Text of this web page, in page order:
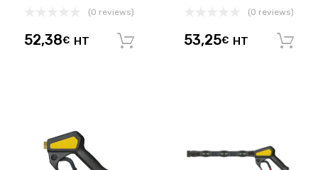
(0 reviews)
52,38€ HT Ajouter au panier
(0 reviews)
53,25€ HT